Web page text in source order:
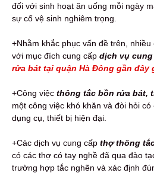
đối với sinh hoạt ăn uống mỗi ngày
sự cố vệ sinh nghiêm trọng.
+Nhằm khắc phục vấn đề trên,
với mục đích cung cấp dịch vụ
rửa bát tại quận Hà Đông gần đây
+Công việc thông tắc bồn rửa bát,
một công việc khó khăn và đòi hỏi có
dụng cụ, thiết bị hiện đại.
+Các dịch vụ cung cấp thợ thông
có các thợ có tay nghề đã qua đào
trường hợp tắc nghẽn và xác định